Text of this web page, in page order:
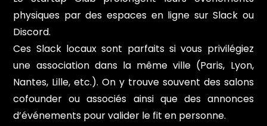
physiques par des espaces en ligne sur Slack ou
Discord.
Ces Slack locaux sont parfaits si vous privilégiez
une association dans la même ville (Paris, Lyon,
Nantes, Lille, etc.). On y trouve souvent des salons
cofounder ou associés ainsi que des annonces
d’événements pour valider le fit en personne.